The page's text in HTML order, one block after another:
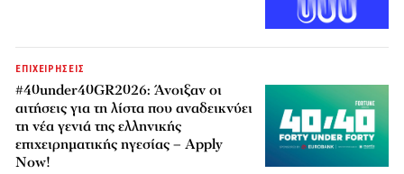
ΕΠΙΧΕΙΡΗΣΕΙΣ
#40under40GR2026: Άνοιξαν οι
αιτήσεις για τη λίστα που αναδεικνύει
τη νέα γενιά της ελληνικής
επιχειρηματικής ηγεσίας – Apply
Now!